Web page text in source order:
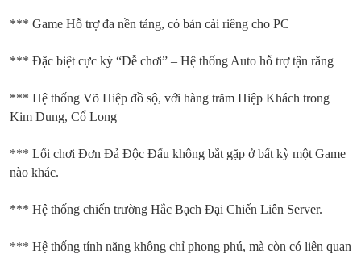
*** Game Hỗ trợ đa nền tảng, có bản cài riêng cho PC
*** Đặc biệt cực kỳ “Dễ chơi” – Hệ thống Auto hỗ trợ tận răng
*** Hệ thống Võ Hiệp đồ sộ, với hàng trăm Hiệp Khách trong
Kim Dung, Cổ Long
*** Lối chơi Đơn Đả Độc Đấu không bắt gặp ở bất kỳ một Game
nào khác.
*** Hệ thống chiến trường Hắc Bạch Đại Chiến Liên Server.
*** Hệ thống tính năng không chỉ phong phú, mà còn có liên quan